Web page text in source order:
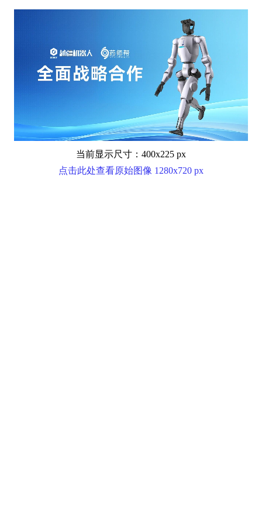
当前显示尺寸：400x225 px
点击此处查看原始图像 1280x720 px